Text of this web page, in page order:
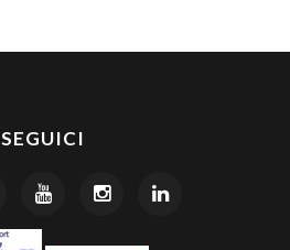
SEGUICI